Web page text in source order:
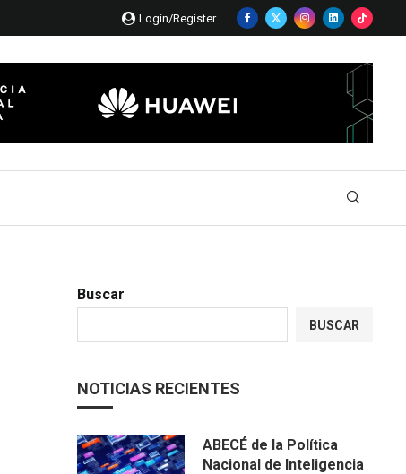
Login/Register
Buscar
BUSCAR
NOTICIAS RECIENTES
ABECÉ de la Política
Nacional de Inteligencia